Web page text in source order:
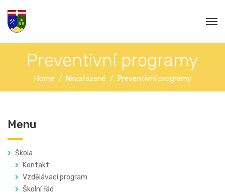
Preventivní programy
Home Nezařazené Preventivní programy
Menu
Škola
Kontakt
Vzdělávací program
Školní řád